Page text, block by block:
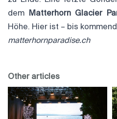
dem
Matterhorn Glacier
Höhe. Hier ist – bis
matterhornparadise.ch
Other articles